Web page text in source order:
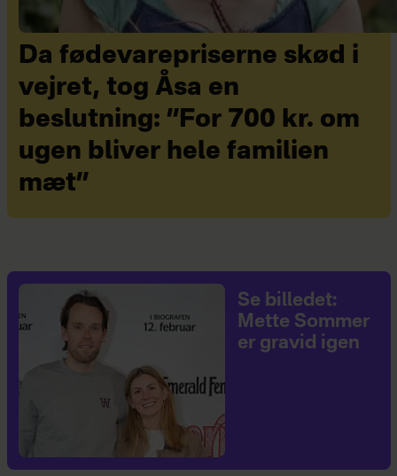
Da fødevarepriserne skød i
vejret, tog Åsa en
beslutning: ”For 700 kr. om
ugen bliver hele familien
mæt”
Se billedet:
Mette Sommer
er gravid igen